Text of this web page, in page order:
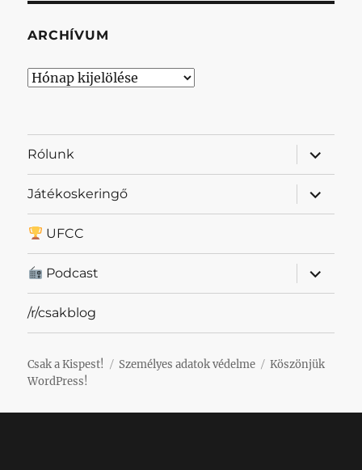
ARCHÍVUM
Archívum
Rólunk
almenü
Játékoskeringő
almenü
UFCC
Podcast
almenü
/r/csakblog
Csak a Kispest! Személyes adatok védelme
Köszönjük
WordPress!